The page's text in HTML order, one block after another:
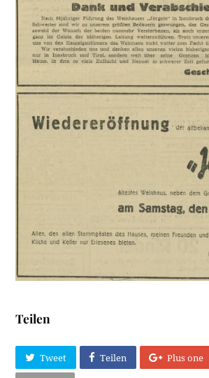
Teilen
Tweet Teilen Plus one